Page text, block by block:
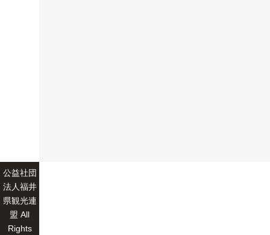
公益社団
法人福井
県観光連
盟 All
Rights